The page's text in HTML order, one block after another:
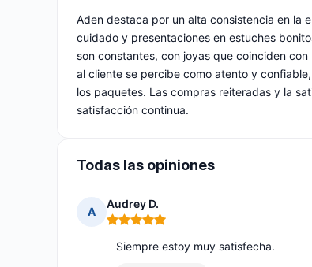
Aden destaca por un alta consistencia en la
cuidado y presentaciones en estuches
son constantes, con joyas que coinciden
al cliente se percibe como atento y
los paquetes. Las compras reiteradas y la
satisfacción continua.
Todas las opiniones
A
Audrey D.
Nota: 5 de 5
Siempre estoy muy satisfecha.